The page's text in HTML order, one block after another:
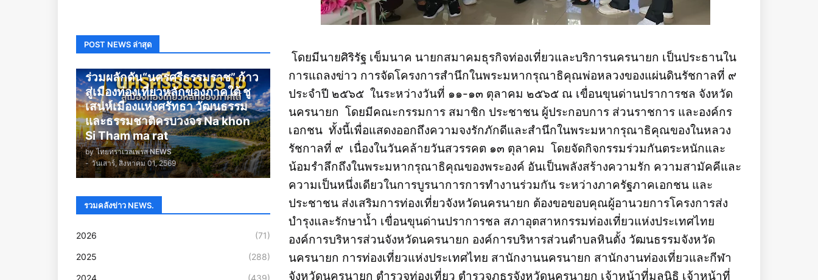
โดยมีนายศิริรัฐ เข็มนาค นายกสมาคมธุรกิจท่องเที่ยวและบริการนครนายก เป็นประธานใน
การแถลงข่าว การจัดโครงการสำนึกในพระมหากรุณาธิคุณพ่อหลวงของแผ่นดินรัชกาลที่ ๙
ประจำปี ๒๕๖๕ ในระหว่างวันที่ ๑๑-๑๓ ตุลาคม ๒๕๖๕ ณ เขื่อนขุนด่านปราการชล จังหวัด
นครนายก โดยมีคณะกรรมการ สมาชิก ประชาชน ผู้ประกอบการ ส่วนราชการ และองค์กร
เอกชน ทั้งนี้เพื่อแสดงออกถึงความจงรักภักดีและสำนึกในพระมหากรุณาธิคุณของในหลวง
รัชกาลที่ ๙ เนื่องในวันคล้ายวันสวรรคต ๑๓ ตุลาคม โดยจัดกิจกรรมร่วมกันตระหนักและ
น้อมรำลึกถึงในพระมหากรุณาธิคุณของพระองค์ อันเป็นพลังสร้างความรัก ความสามัคคีและ
ความเป็นหนึ่งเดียวในการบูรนาการการทำงานร่วมกัน ระหว่างภาครัฐภาคเอกชน และ
ประชาชน ส่งเสริมการท่องเที่ยวจังหวัดนครนายก ต้องขอขอบคุณผู้อานวยการโครงการส่ง
บำรุงและรักษาน้ำ เขื่อนขุนด่านปราการชล สภาอุตสาหกรรมท่องเที่ยวแห่งประเทศไทย
องค์การบริหารส่วนจังหวัดนครนายก องค์การบริหารส่วนตำบลหินตั้ง วัฒนธรรมจังหวัด
นครนายก การท่องเที่ยวแห่งประเทศไทย สานักงานนครนายก สานักงานท่องเที่ยวและกีฬา
จังหวัดนครนายก ตำรวจท่องเที่ยว ตำรวจภูธรจังหวัดนครนายก เจ้าหน้าที่มูลนิธิ เจ้าหน้าที่
POST NEWS ล่าสุด
ร่วมผลักดัน“นครศรีธรรมราช” ก้าว
สู่เมืองท่องเที่ยวหลักของภาคใต้ ชู
เสน่ห์เมืองแห่งศรัทธา วัฒนธรรม
และธรรมชาติครบวงจร Na khon
Si Tham ma rat
by ไทยทราเวลเพรส NEWS
- วันเสาร์, สิงหาคม 01, 2569
รวมคลังข่าว NEWS.
2026 (71)
2025 (288)